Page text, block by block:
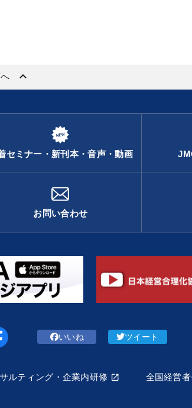
keyboard_arrow_up
セミナー・新刊本・音声・動画
お問い合わせ
いいね ツイート
ルティング・企業内研修 全国経営